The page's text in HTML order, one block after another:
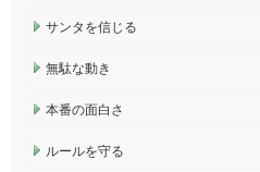
サンタを信じる
無駄な動き
本番の面白さ
ルールを守る